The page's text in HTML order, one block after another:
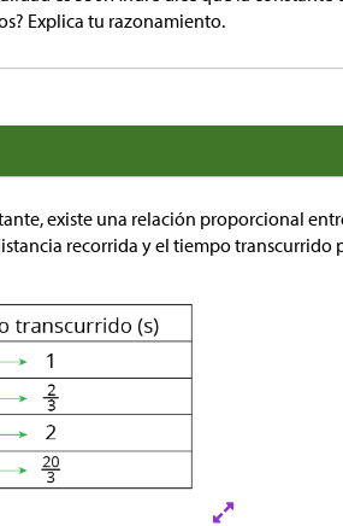
Explica tu razonamiento.
existe una relación proporcional
recorrida y el tiempo transcurrido